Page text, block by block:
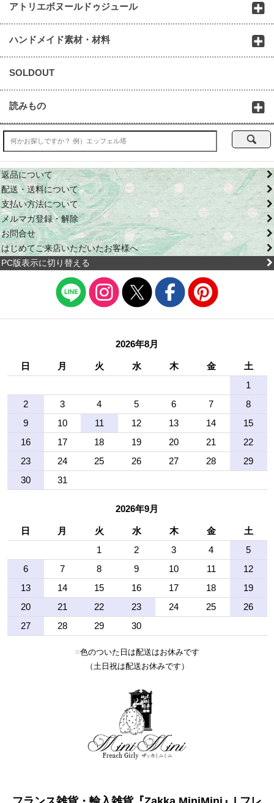
アトリエボヌールドゥジュール
ハンドメイド素材・材料
SOLDOUT
読みもの
返品について
配送・送料について
支払い方法について
メルマガ登録・解除
お問合せ
はじめてご来店いただいたお客様へ
PC版表示に切り替える
2026年8月
日 月 火 水 木 金
土
1
2
3 4 5 6 7
8
9
10 11 12 13 14
15
16
17 18 19 20 21
22
23
24 25 26 27 28
29
30
31
2026年9月
日 月 火 水 木 金
土
1
2 3 4
5
6
7 8 9 10 11
12
13
14 15 16 17 18
19
20
21 22 23 24 25
26
27
28 29 30
■色のついた日は配送はお休みです
（土日祝は配送お休みです）